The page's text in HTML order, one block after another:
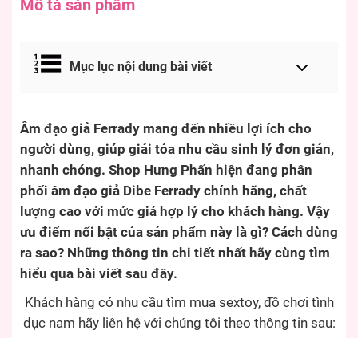
Mô tả sản phẩm
Mục lục nội dung bài viết
Âm đạo giả Ferrady mang đến nhiều lợi ích cho
người dùng, giúp giải tỏa nhu cầu sinh lý đơn giản,
nhanh chóng. Shop Hưng Phấn hiện đang phân
phối âm đạo giả Dibe Ferrady chính hãng, chất
lượng cao với mức giá hợp lý cho khách hàng. Vậy
ưu điểm nổi bật của sản phẩm này là gì? Cách dùng
ra sao? Những thông tin chi tiết nhất hãy cùng tìm
hiểu qua bài viết sau đây.
Khách hàng có nhu cầu tìm mua sextoy, đồ chơi tình
dục nam hãy liên hệ với chúng tôi theo thông tin sau: